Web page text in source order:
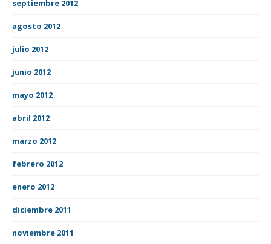
septiembre 2012
agosto 2012
julio 2012
junio 2012
mayo 2012
abril 2012
marzo 2012
febrero 2012
enero 2012
diciembre 2011
noviembre 2011